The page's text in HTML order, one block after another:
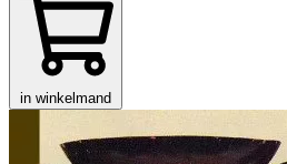
in winkelmand